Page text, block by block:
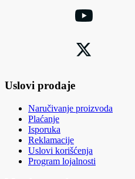
Uslovi prodaje
Naručivanje proizvoda
Plaćanje
Isporuka
Reklamacije
Uslovi korišćenja
Program lojalnosti